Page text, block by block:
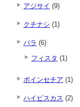
アジサイ (9)
クチナシ (1)
バラ (6)
フィスタ (1)
ポインセチア (1)
ハイビスカス (2)